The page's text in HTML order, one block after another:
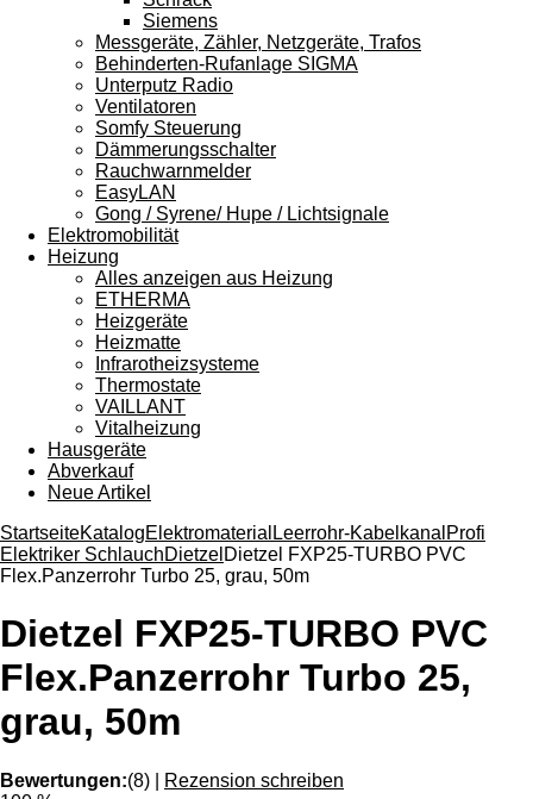
Siemens
Messgeräte, Zähler, Netzgeräte, Trafos
Behinderten-Rufanlage SIGMA
Unterputz Radio
Ventilatoren
Somfy Steuerung
Dämmerungsschalter
Rauchwarnmelder
EasyLAN
Gong / Syrene/ Hupe / Lichtsignale
Elektromobilität
Heizung
Alles anzeigen aus Heizung
ETHERMA
Heizgeräte
Heizmatte
Infrarotheizsysteme
Thermostate
VAILLANT
Vitalheizung
Hausgeräte
Abverkauf
Neue Artikel
StartseiteKatalogElektromaterial Leerrohr-Kabelkanal Profi
Elektriker SchlauchDietzel Dietzel FXP25-TURBO PVC
Flex.Panzerrohr Turbo 25, grau, 50m
Dietzel FXP25-TURBO PVC
Flex.Panzerrohr Turbo 25,
grau, 50m
Bewertungen:(8)
Rezension schreiben